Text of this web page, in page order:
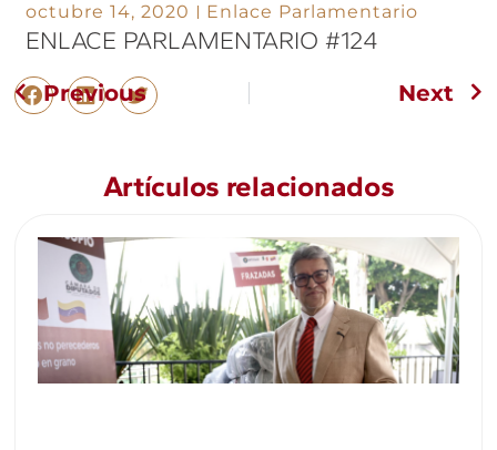
octubre 14, 2020 Enlace Parlamentario
ENLACE PARLAMENTARIO #124
Previous Next
Artículos relacionados